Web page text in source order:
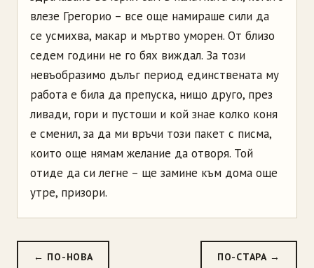
влезе Грегорио – все още намираше сили да
се усмихва, макар и мъртво уморен. От близо
седем години не го бях виждал. За този
невъобразимо дълъг период единствената му
работа е била да препуска, нищо друго, през
ливади, гори и пустоши и кой знае колко коня
е сменил, за да ми връчи този пакет с писма,
които още нямам желание да отворя. Той
отиде да си легне – ще замине към дома още
утре, призори.
← ПО-НОВА ПО-СТАРА →